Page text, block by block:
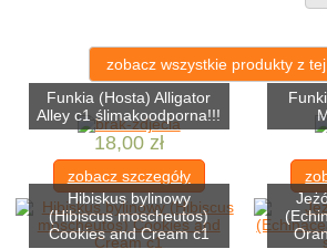
zobacz wszystkie produkty z
Funkia (Hosta) Alligator
Alley c1 ślimakoodporna!!!
18,00 zł
zobacz szczegóły
Hibiskus bylinowy
(Hibiscus moscheutos)
Cookies and Cream c1